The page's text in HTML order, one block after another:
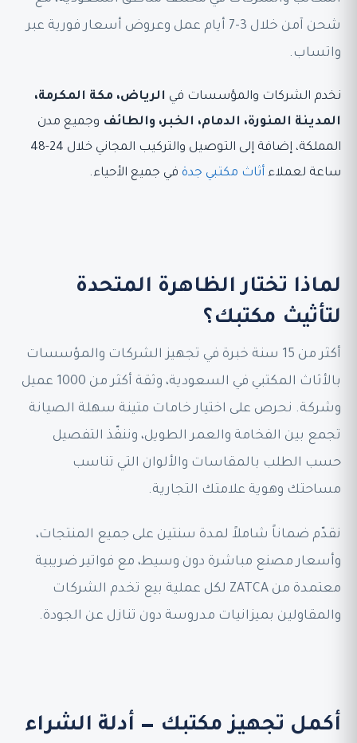
شحن آمن خلال 3-7 أيام عمل وعروض أسعار فورية عبر
واتساب.
نخدم الشركات والمؤسسات في الرياض، مكة المكرمة،
المدينة المنورة، الدمام، الخبر، والطائف وجميع مدن
المملكة، إضافة إلى التوصيل والتركيب المجاني خلال 24-48
ساعة لعملاء أثاث مكتبي جدة في جميع الأحياء.
لماذا تختار الظاهرة المتحدة
لتأثيث مكتبك؟
أكثر من 15 سنة خبرة في تجهيز الشركات والمؤسسات
بالأثاث المكتبي في السعودية، وثقة أكثر من 1000 عميل
وشركة. نحرص على اختيار خامات متينة سهلة الصيانة
تجمع بين الفخامة والعمر الطويل، وننفّذ التفصيل
حسب الطلب بالمقاسات والألوان التي تناسب
مساحتك وهوية علامتك التجارية.
نقدّم ضماناً شاملاً لمدة سنتين على جميع المنتجات،
وأسعار مصنع مباشرة دون وسيط، مع فواتير ضريبية
معتمدة من ZATCA لكل عملية بيع تخدم الشركات
والمقاولين بميزانيات مدروسة دون تنازل عن الجودة.
أكمل تجهيز مكتبك — أدلة الشراء